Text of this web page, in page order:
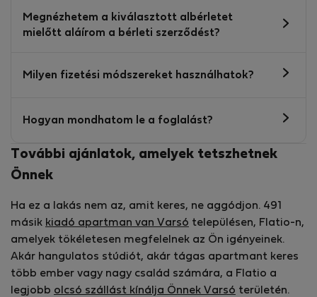
Megnézhetem a kiválasztott albérletet
mielőtt aláírom a bérleti szerződést?
Milyen fizetési módszereket használhatok?
Hogyan mondhatom le a foglalást?
További ajánlatok, amelyek tetszhetnek
Önnek
Ha ez a lakás nem az, amit keres, ne aggódjon. 491
másik kiadó apartman van Varsó településen, Flatio-n,
amelyek tökéletesen megfelelnek az Ön igényeinek.
Akár hangulatos stúdiót, akár tágas apartmant keres
több ember vagy nagy család számára, a Flatio a
legjobb olcsó szállást kínálja Önnek Varsó területén.